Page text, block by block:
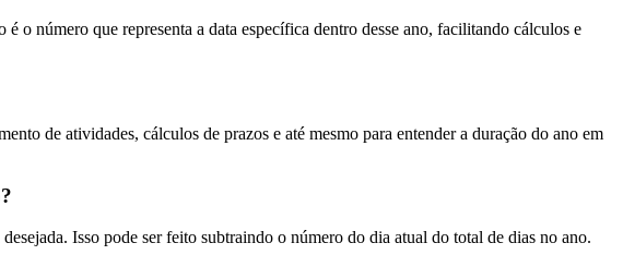
o número que representa a data específica dentro desse ano, facilitando cálculos e
de atividades, cálculos de prazos e até mesmo para entender a duração do ano em
Isso pode ser feito subtraindo o número do dia atual do total de dias no ano.